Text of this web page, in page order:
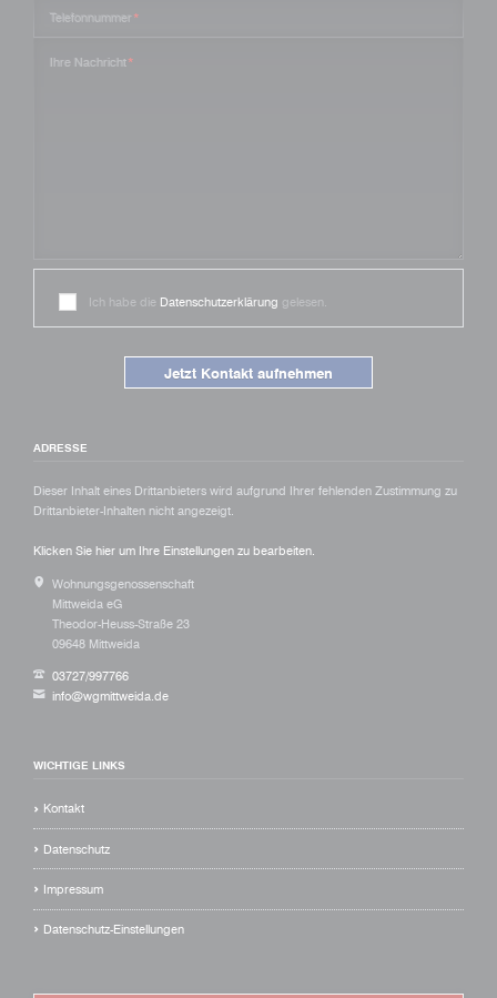
Drittanbieter-Inhalten nicht angezeigt.
Mittweida eG
Theodor-Heuss-Straße 23
09648 Mittweida
info@wgmittweida.de
Datenschutz
Impressum
Datenschutz-Einstellungen